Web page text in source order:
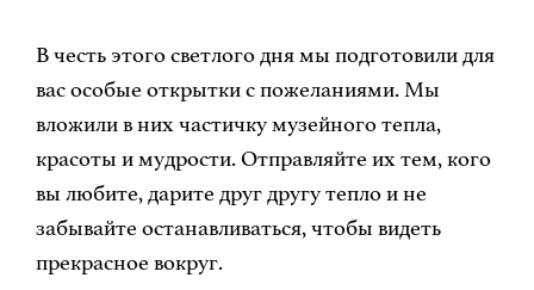
В честь этого светлого дня мы подготовили для
вас особые открытки с пожеланиями. Мы
вложили в них частичку музейного тепла,
красоты и мудрости. Отправляйте их тем, кого
вы любите, дарите друг другу тепло и не
забывайте останавливаться, чтобы видеть
прекрасное вокруг.